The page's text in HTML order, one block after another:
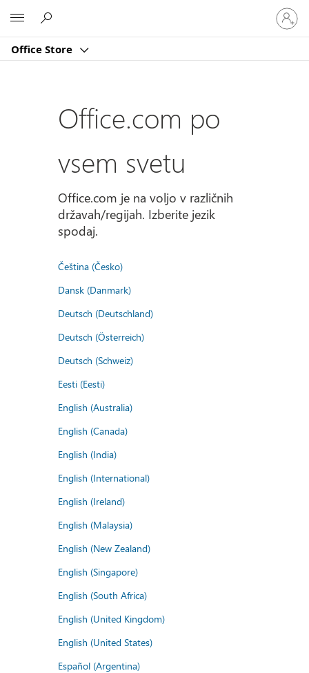
Office Store
Vpišite
se
v
račun
Office.com po
vsem svetu
Office.com je na voljo v različnih
državah/regijah. Izberite jezik
spodaj.
Čeština (Česko)
Dansk (Danmark)
Deutsch (Deutschland)
Deutsch (Österreich)
Deutsch (Schweiz)
Eesti (Eesti)
English (Australia)
English (Canada)
English (India)
English (International)
English (Ireland)
English (Malaysia)
English (New Zealand)
English (Singapore)
English (South Africa)
English (United Kingdom)
English (United States)
Español (Argentina)